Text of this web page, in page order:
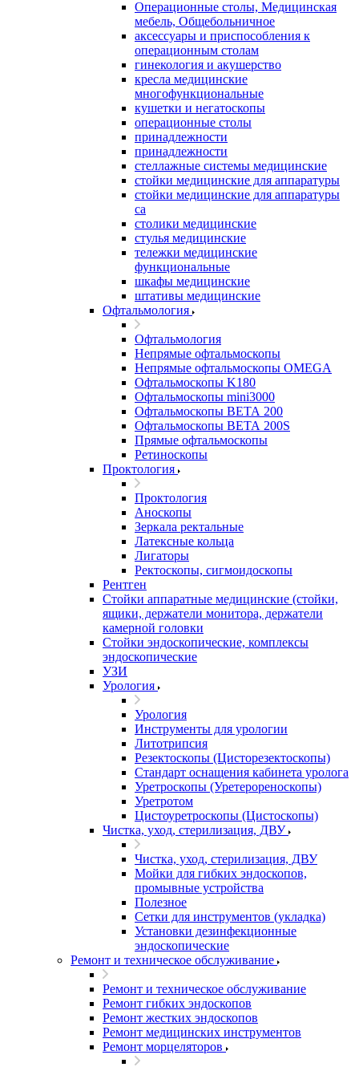
Операционные столы, Медицинская
мебель, Общебольничное
аксессуары и приспособления к
операционным столам
гинекология и акушерство
кресла медицинские
многофункциональные
кушетки и негатоскопы
операционные столы
принадлежности
принадлежности
стеллажные системы медицинские
стойки медицинские для аппаратуры
стойки медицинские для аппаратуры
са
столики медицинские
стулья медицинские
тележки медицинские
функциональные
шкафы медицинские
штативы медицинские
Офтальмология
Офтальмология
Непрямые офтальмоскопы
Непрямые офтальмоскопы OMEGA
Офтальмоскопы K180
Офтальмоскопы mini3000
Офтальмоскопы ВЕТА 200
Офтальмоскопы ВЕТА 200S
Прямые офтальмоскопы
Ретиноскопы
Проктология
Проктология
Аноскопы
Зеркала ректальные
Латексные кольца
Лигаторы
Ректоскопы, сигмоидоскопы
Рентген
Стойки аппаратные медицинские (стойки,
ящики, держатели монитора, держатели
камерной головки
Стойки эндоскопические, комплексы
эндоскопические
УЗИ
Урология
Урология
Инструменты для урологии
Литотрипсия
Резектоскопы (Цисторезектоскопы)
Стандарт оснащения кабинета уролога
Уретроскопы (Уретерореноскопы)
Уретротом
Цистоуретроскопы (Цистоскопы)
Чистка, уход, стерилизация, ДВУ
Чистка, уход, стерилизация, ДВУ
Мойки для гибких эндоскопов,
промывные устройства
Полезное
Сетки для инструментов (укладка)
Установки дезинфекционные
эндоскопические
Ремонт и техническое обслуживание
Ремонт и техническое обслуживание
Ремонт гибких эндоскопов
Ремонт жестких эндоскопов
Ремонт медицинских инструментов
Ремонт морцеляторов